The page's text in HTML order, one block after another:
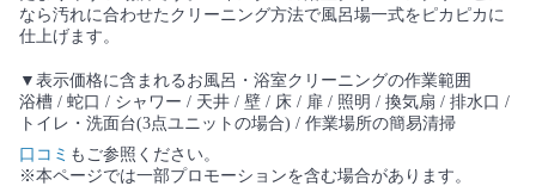
なら汚れに合わせたクリーニング方法で風呂場一式をピカピカに
仕上げます。
▼表示価格に含まれるお風呂・浴室クリーニングの作業範囲
浴槽 / 蛇口 / シャワー / 天井 / 壁 / 床 / 扉 / 照明 / 換気扇 / 排水口 /
トイレ・洗面台(3点ユニットの場合) / 作業場所の簡易清掃
口コミ もご参照ください。
※本ページでは一部プロモーションを含む場合があります。